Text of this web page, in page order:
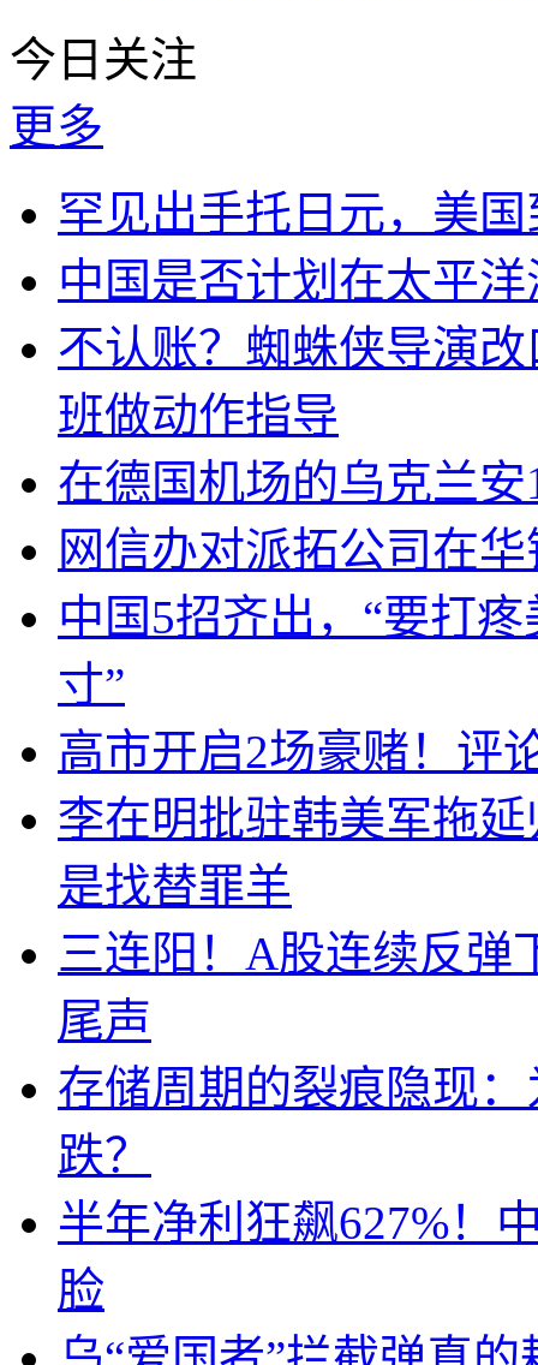
今日关注
更多
罕见出手托日元，美
中国是否计划在太平
不认账？蜘蛛侠导演
班做动作指导
在德国机场的乌克兰
网信办对派拓公司在
中国5招齐出，“要打
寸”
高市开启2场豪赌！评
李在明批驻韩美军拖
是找替罪羊
三连阳！A股连续反弹
尾声
存储周期的裂痕隐现
跌？
半年净利狂飙627%！
脸